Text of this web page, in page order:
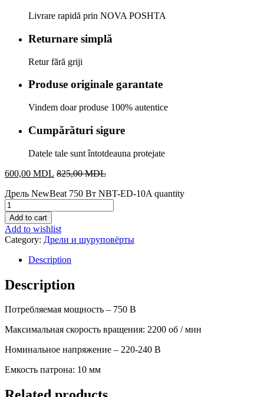
Livrare rapidă prin NOVA POSHTA
Returnare simplă
Retur fără griji
Produse originale garantate
Vindem doar produse 100% autentice
Cumpărături sigure
Datele tale sunt întotdeauna protejate
600,00 MDL 825,00MDL
Дрель NewBeat 750 Вт NBT-ED-10A quantity
Add to cart
Add to wishlist
Category: Дрели и шуруповёрты
Description
Description
Потребляемая мощность – 750 В
Максимальная скорость вращения: 2200 об / мин
Номинальное напряжение – 220-240 В
Емкость патрона: 10 мм